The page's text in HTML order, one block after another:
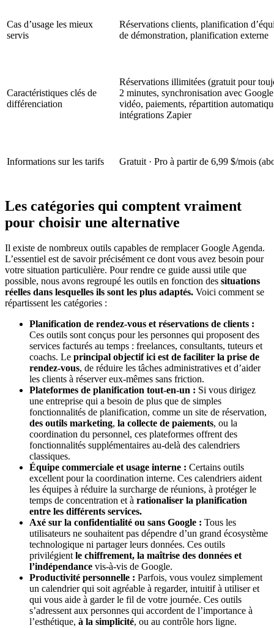
Cas d’usage les mieux
servis
Réservations clients, planification
de démonstration, planification externe
Caractéristiques clés de
différenciation
Réservations illimitées (gratuit pour
2 minutes, synchronisation avec
vidéo, paiements, répartition
intégrations Zapier
Informations sur les tarifs Gratuit · Pro à partir de 6,99 $/mois
Les catégories qui comptent vraiment
pour choisir une alternative
Il existe de nombreux outils capables de remplacer Google Agenda.
L’essentiel est de savoir précisément ce dont vous avez besoin pour
votre situation particulière. Pour rendre ce guide aussi utile que
possible, nous avons regroupé les outils en fonction des situations
réelles dans lesquelles ils sont les plus adaptés. Voici comment se
répartissent les catégories :
Planification de rendez-vous et réservations de clients :
Ces outils sont conçus pour les personnes qui proposent des
services facturés au temps : freelances, consultants, tuteurs et
coachs. Le principal objectif ici est de faciliter la prise de
rendez-vous, de réduire les tâches administratives et d’aider
les clients à réserver eux‑mêmes sans friction.
Plateformes de planification tout-en-un : Si vous dirigez
une entreprise qui a besoin de plus que de simples
fonctionnalités de planification, comme un site de réservation,
des outils marketing, la collecte de paiements, ou la
coordination du personnel, ces plateformes offrent des
fonctionnalités supplémentaires au-delà des calendriers
classiques.
Équipe commerciale et usage interne : Certains outils
excellent pour la coordination interne. Ces calendriers aident
les équipes à réduire la surcharge de réunions, à protéger le
temps de concentration et à rationaliser la planification
entre les différents services.
Axé sur la confidentialité ou sans Google : Tous les
utilisateurs ne souhaitent pas dépendre d’un grand écosystème
technologique ni partager leurs données. Ces outils
privilégientle chiffrement, la maîtrise des données et
l’indépendance vis-à-vis de Google.
Productivité personnelle : Parfois, vous voulez simplement
un calendrier qui soit agréable à regarder, intuitif à utiliser et
qui vous aide à garder le fil de votre journée. Ces outils
s’adressent aux personnes qui accordent de l’importance à
l’esthétique, à la simplicité, ou au contrôle hors ligne.